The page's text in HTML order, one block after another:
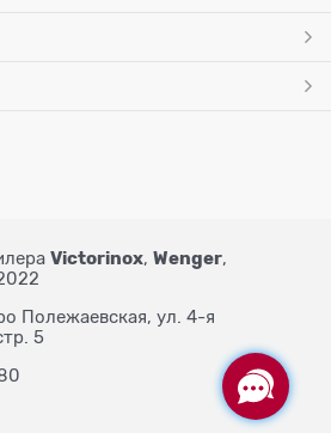
Victorinox, Wenger,
Полежаевская, ул. 4-я
5